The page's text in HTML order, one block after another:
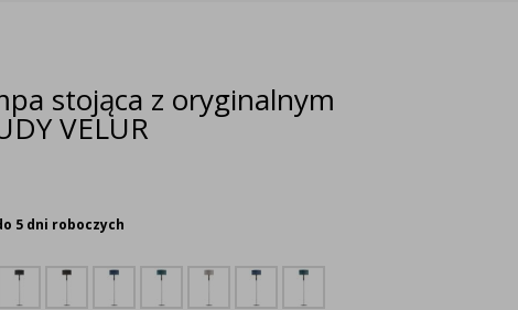
stojąca z oryginalnym
VELUR
5 dni roboczych